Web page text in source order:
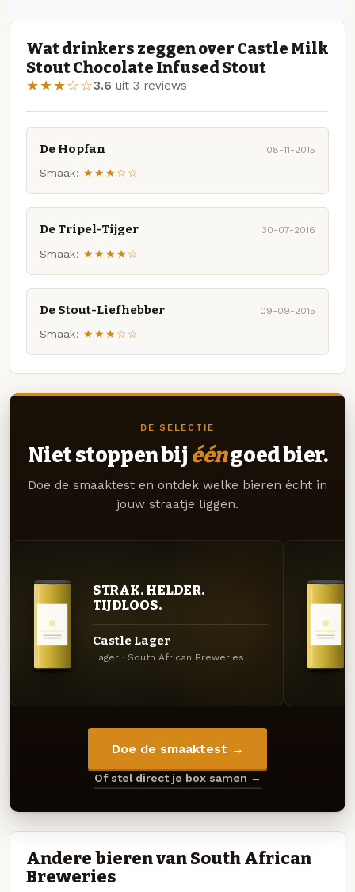
Wat drinkers zeggen over Castle Milk
Stout Chocolate Infused Stout
★★★☆☆3.6 uit 3 reviews
De Hopfan 08-11-2015
Smaak: ★★★☆☆
De Tripel-Tijger 30-07-2016
Smaak: ★★★★☆
De Stout-Liefhebber 09-09-2015
Smaak: ★★★☆☆
DE SELECTIE
Niet stoppen bij ééngoed bier.
Doe de smaaktest en ontdek welke bieren écht in
jouw straatje liggen.
STRAK. HELDER.
TIJDLOOS.
Castle Lager
Lager · South African Breweries
Doe de smaaktest →
Of stel direct je box samen →
Andere bieren van South African
Breweries